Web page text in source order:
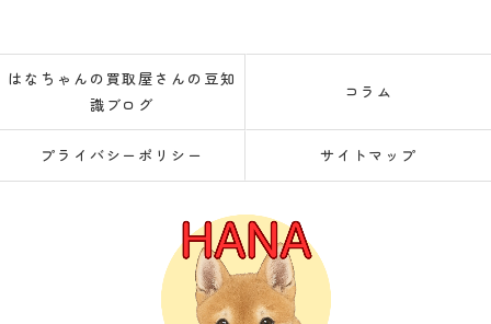
はなちゃんの買取屋さんの豆知
識ブログ
コラム
プライバシーポリシー サイトマップ